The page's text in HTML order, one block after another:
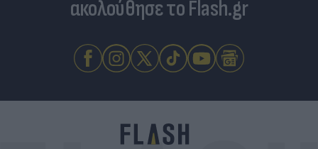
ακολούθησε το Flash.gr